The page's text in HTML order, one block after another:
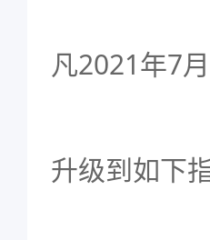
凡2021年7
升级到如下